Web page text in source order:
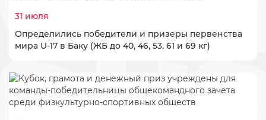
31 июля
​Определились победители и призеры первенства
мира U-17 в Баку (ЖБ до 40, 46, 53, 61 и 69 кг)